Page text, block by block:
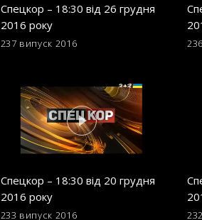
Спецкор – 18:30 від 26 грудня
2016 року
237 випуск 2016
Спецкор – 18:30 від 20 грудня
2016 року
233 випуск 2016